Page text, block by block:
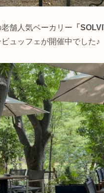
舗人気ベーカリー 「
ュッフェが開催中でした♪